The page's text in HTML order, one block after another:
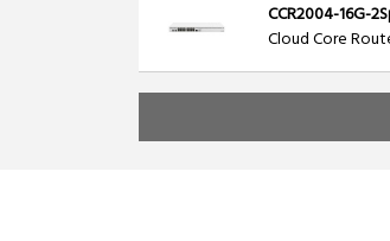
CCR2004-16G-
Cloud Core